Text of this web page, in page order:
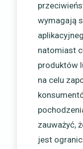
wymagają
natomiast
produktów
na celu
zauważyć,
jest